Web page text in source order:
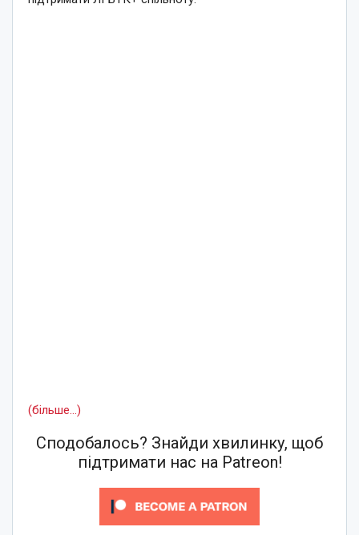
(більше…)
Сподобалось? Знайди хвилинку, щоб
підтримати нас на Patreon!